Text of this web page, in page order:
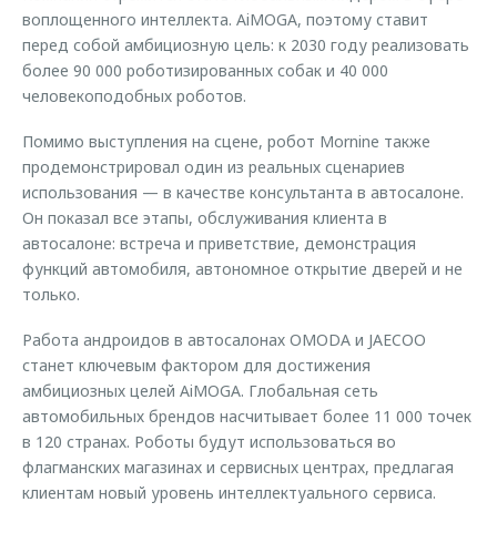
воплощенного интеллекта. AiMOGA, поэтому ставит
перед собой амбициозную цель: к 2030 году реализовать
более 90 000 роботизированных собак и 40 000
человекоподобных роботов.
Помимо выступления на сцене, робот Mornine также
продемонстрировал один из реальных сценариев
использования — в качестве консультанта в автосалоне.
Он показал все этапы, обслуживания клиента в
автосалоне: встреча и приветствие, демонстрация
функций автомобиля, автономное открытие дверей и не
только.
Работа андроидов в автосалонах OMODA и JAECOO
станет ключевым фактором для достижения
амбициозных целей AiMOGA. Глобальная сеть
автомобильных брендов насчитывает более 11 000 точек
в 120 странах. Роботы будут использоваться во
флагманских магазинах и сервисных центрах, предлагая
клиентам новый уровень интеллектуального сервиса.